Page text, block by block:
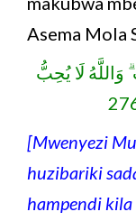
Asema Mola
وَاللَّهُ لَا يُحِبُّ
[Mwenyezi
huzibariki
hampendi